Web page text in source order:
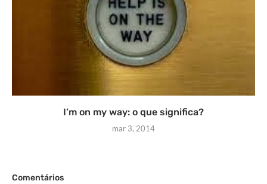
I’m on my way: o que significa?
mar 3, 2014
Comentários